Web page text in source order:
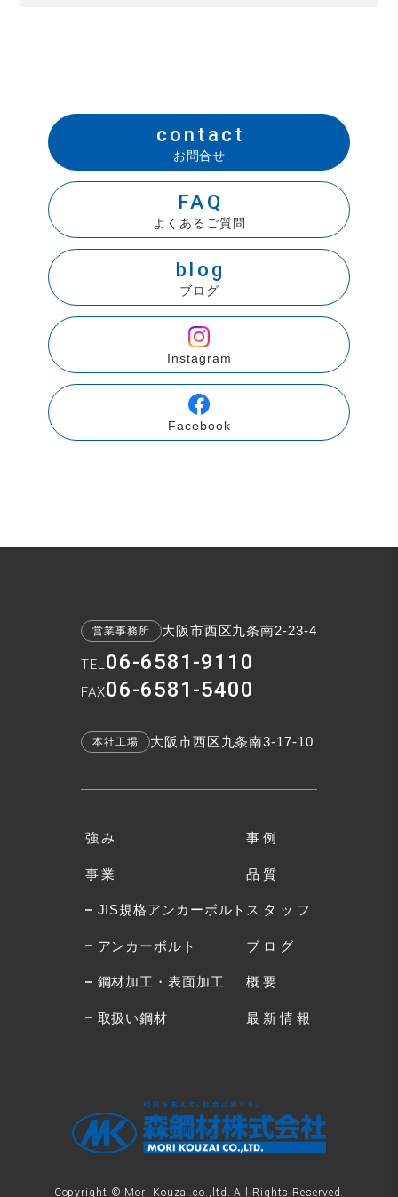
contact
お問合せ
FAQ
よくあるご質問
blog
ブログ
Instagram
Facebook
営業事務所 大阪市西区九条南2-23-4
TEL06-6581-9110
FAX06-6581-5400
本社工場 大阪市西区九条南3-17-10
強み
事業
JIS規格アンカーボルト
アンカーボルト
鋼材加工・表面加工
取扱い鋼材
事例
品質
スタッフ
ブログ
概要
最新情報
Copyright © Mori Kouzai.co.,ltd. All Rights Reserved.